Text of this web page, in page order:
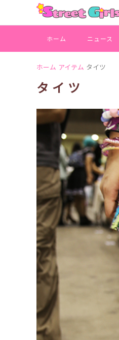
ホーム ニュース
ホーム アイテム タイツ
タイツ